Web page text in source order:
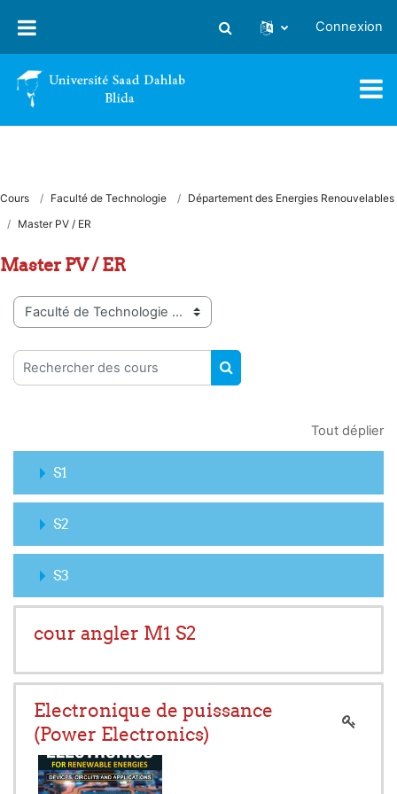
Activer/désactiver la saisie
Connexion
Cours Faculté de Technologie
Département des Energies Renouvelables
Master PV / ER
Master PV / ER
Catégories de cours
Rechercher des cours
RECHERCHER DES
Tout déplier
S1
S2
S3
cour angler M1 S2
Electronique de puissance
(Power Electronics)